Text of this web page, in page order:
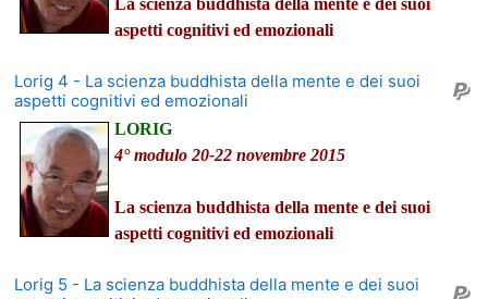
aspetti cognitivi ed emozionali
Lorig 4 - La scienza buddhista della mente e dei suoi
aspetti cognitivi ed emozionali
LORIG
4° modulo 20-22 novembre 2015
La scienza buddhista della mente e dei suoi
aspetti cognitivi ed emozionali
Lorig 5 - La scienza buddhista della mente e dei suoi